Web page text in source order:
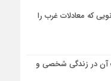
که معادلات غرب را
آن در زندگی شخصی و